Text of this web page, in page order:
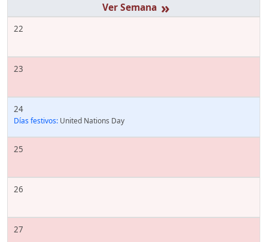
»
22
23
24
Días festivos: United Nations Day
25
26
27